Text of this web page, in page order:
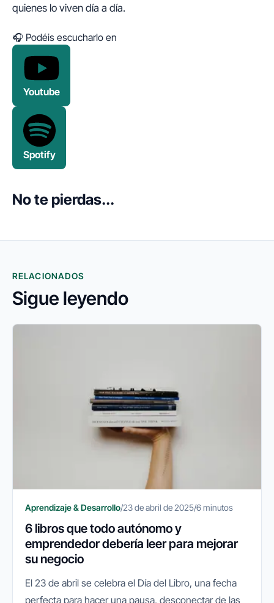
quienes lo viven día a día.
🎧 Podéis escucharlo en
Youtube
Spotify
No te pierdas...
RELACIONADOS
Sigue leyendo
Aprendizaje & Desarrollo/23 de abril de 2025/6 minutos
6 libros que todo autónomo y
emprendedor debería leer para mejorar
su negocio
El 23 de abril se celebra el Día del Libro, una fecha
perfecta para hacer una pausa, desconectar de las